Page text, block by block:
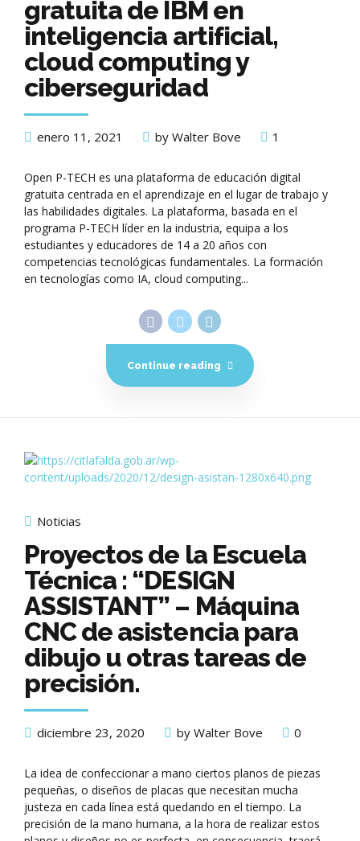
gratuita de IBM en
inteligencia artificial,
cloud computing y
ciberseguridad
enero 11, 2021 by Walter Bove 1
Open P-TECH es una plataforma de educación digital
gratuita centrada en el aprendizaje en el lugar de trabajo y
las habilidades digitales. La plataforma, basada en el
programa P-TECH líder en la industria, equipa a los
estudiantes y educadores de 14 a 20 años con
competencias tecnológicas fundamentales. La formación
en tecnologías como IA, cloud computing...
Continue reading
Noticias
Proyectos de la Escuela
Técnica : “DESIGN
ASSISTANT” – Máquina
CNC de asistencia para
dibujo u otras tareas de
precisión.
diciembre 23, 2020 by Walter Bove 0
La idea de confeccionar a mano ciertos planos de piezas
pequeñas, o diseños de placas que necesitan mucha
justeza en cada línea está quedando en el tiempo. La
precisión de la mano humana, a la hora de realizar estos